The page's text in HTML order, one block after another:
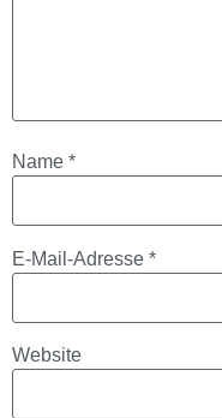
Name *
E-Mail-Adresse *
Website